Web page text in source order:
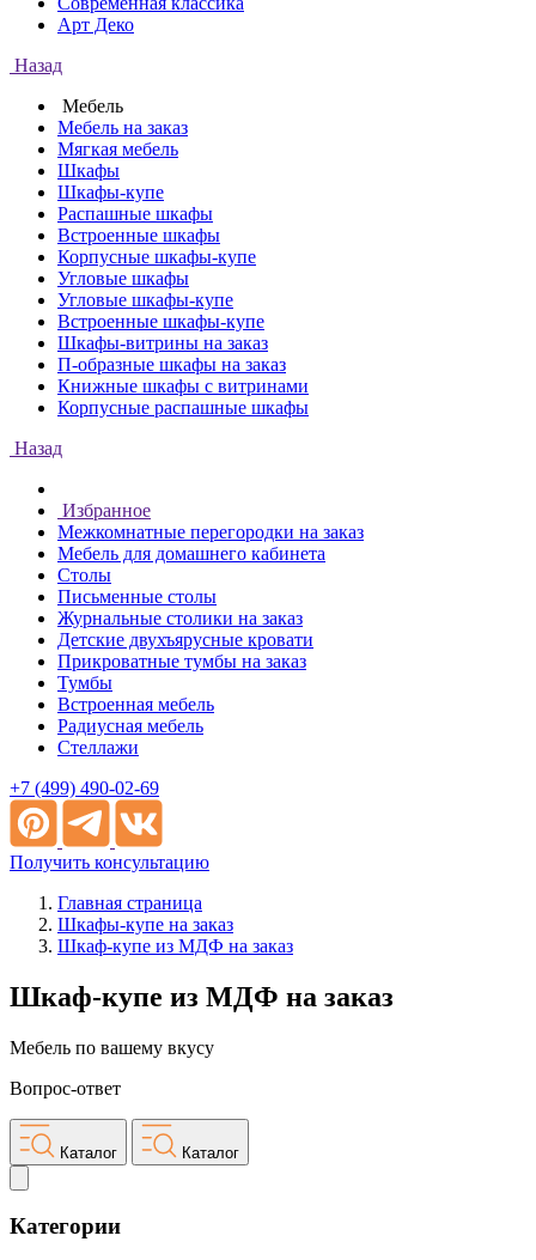
Арт Деко
Назад
Мебель
Мебель на заказ
Мягкая мебель
Шкафы
Шкафы-купе
Распашные шкафы
Встроенные шкафы
Корпусные шкафы-купе
Угловые шкафы
Угловые шкафы-купе
Встроенные шкафы-купе
Шкафы-витрины на заказ
П-образные шкафы на заказ
Книжные шкафы с витринами
Корпусные распашные шкафы
Назад
Избранное
Межкомнатные перегородки на заказ
Мебель для домашнего кабинета
Столы
Письменные столы
Журнальные столики на заказ
Детские двухъярусные кровати
Прикроватные тумбы на заказ
Тумбы
Встроенная мебель
Радиусная мебель
Стеллажи
+7 (499) 490-02-69
Получить консультацию
Главная страница
Шкафы-купе на заказ
Шкаф-купе из МДФ на заказ
Шкаф-купе из МДФ на заказ
Мебель по вашему вкусу
Вопрос-ответ
Каталог Каталог
Категории